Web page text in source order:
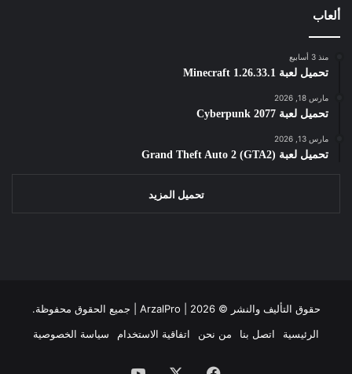
ألعاب
منذ 3 أسابيع
تحميل لعبة Minecraft 1.26.33.1
مارس 18, 2026
تحميل لعبة Cyberpunk 2077
مارس 13, 2026
تحميل لعبة Grand Theft Auto 2 (GTA2)
تحميل المزيد
حقوق التأليف والنشر © ArzalPro | 2026 | جميع الحقوق محفوظة.
الرئيسية
اتصل بنا من نحن اتفاقية الاستخدام سياسة الخصوصية